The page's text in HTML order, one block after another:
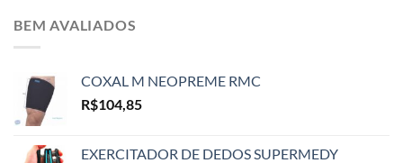
BEM AVALIADOS
COXAL M NEOPREME RMC
R$104,85
EXERCITADOR DE DEDOS SUPERMEDY